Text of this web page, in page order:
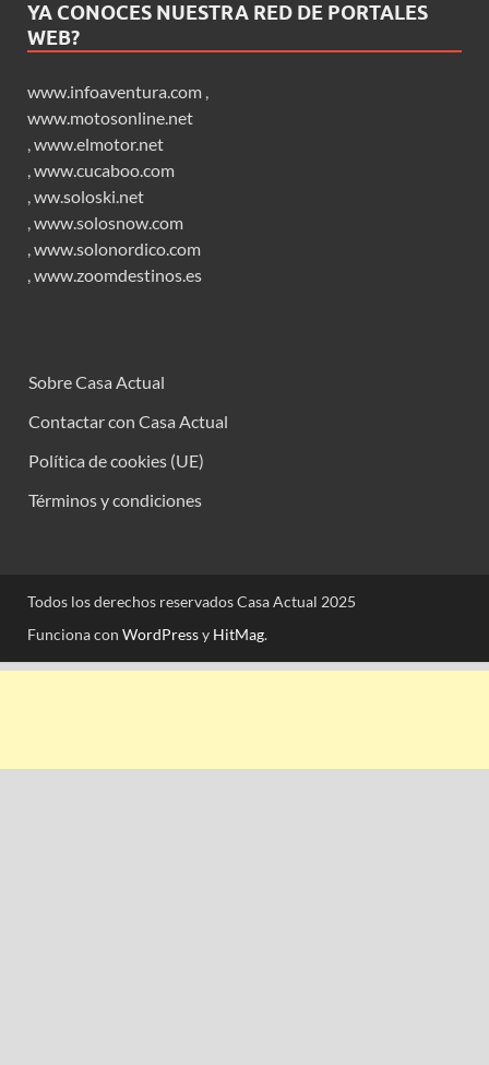
YA CONOCES NUESTRA RED DE PORTALES
WEB?
www.infoaventura.com ,
www.motosonline.net
,www.elmotor.net
,www.cucaboo.com
,ww.soloski.net
,www.solosnow.com
,www.solonordico.com
,www.zoomdestinos.es
Sobre Casa Actual
Contactar con Casa Actual
Política de cookies (UE)
Términos y condiciones
Todos los derechos reservados Casa Actual 2025
Funciona con WordPressy HitMag.